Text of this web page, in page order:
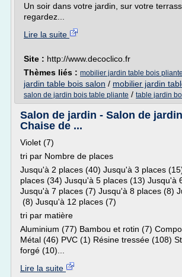
Un soir dans votre jardin, sur votre
regardez...
Lire la suite
Site : http://www.decoclico.fr
Thèmes liés : mobilier jardin table bois pliante
jardin table bois salon / mobilier jardin
salon de jardin bois table pliante / table jardin
Salon de jardin - Salon de
Chaise de ...
Violet (7)
tri par Nombre de places
Jusqu'à 2 places (40) Jusqu'à 3 places
places (34) Jusqu'à 5 places (13) Jusqu'à
Jusqu'à 7 places (7) Jusqu'à 8 places (8)
(8) Jusqu'à 12 places (7)
tri par matière
Aluminium (77) Bambou et rotin (7)
Métal (46) PVC (1) Résine tressée (108)
forgé (10)...
Lire la suite